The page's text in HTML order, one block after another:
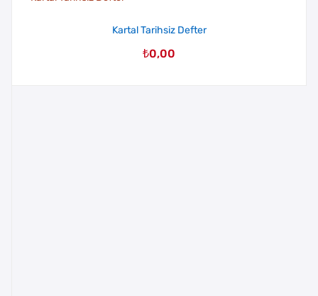
Kartal Tarihsiz Defter
₺0,00